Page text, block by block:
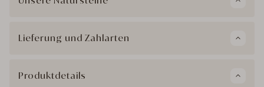
Lieferung und Zahlarten
Produktdetails